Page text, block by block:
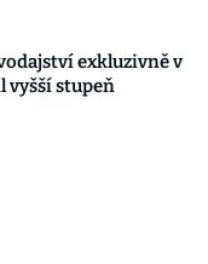
exkluzivně v
vyšší stupeň